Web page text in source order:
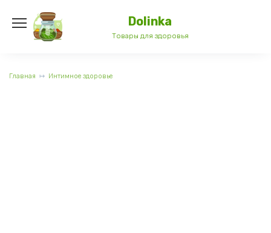
содержанию
Dolinka
Товары для здоровья
Главная Интимное здоровье